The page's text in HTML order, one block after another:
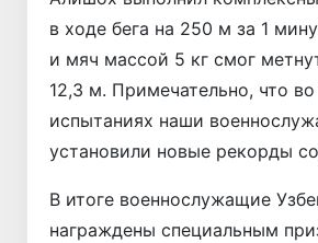
в ходе бега на 250 м за 1
и мяч массой 5 кг смог
12,3 м. Примечательно, что во
испытаниях наши
установили новые рекорды
В итоге военнослужащие
награждены специальным